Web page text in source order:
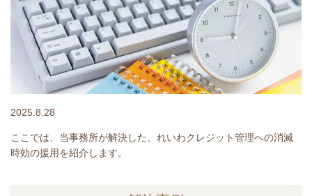
2025.8.28
ここでは、当事務所が解決した、れいわクレジット管理への消滅
時効の援用を紹介します。